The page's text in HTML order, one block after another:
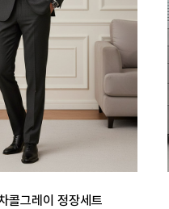
콜그레이 정장세트